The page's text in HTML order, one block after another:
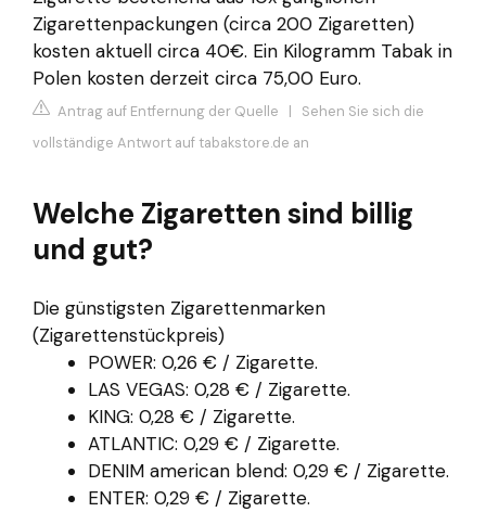
Zigarettenpackungen (circa 200 Zigaretten)
kosten aktuell circa 40€. Ein Kilogramm Tabak in
Polen kosten derzeit circa 75,00 Euro.
Antrag auf Entfernung der Quelle | Sehen Sie sich die
vollständige Antwort auf tabakstore.de an
Welche Zigaretten sind billig
und gut?
Die günstigsten Zigarettenmarken
(Zigarettenstückpreis)
POWER: 0,26 € / Zigarette.
LAS VEGAS: 0,28 € / Zigarette.
KING: 0,28 € / Zigarette.
ATLANTIC: 0,29 € / Zigarette.
DENIM american blend: 0,29 € / Zigarette.
ENTER: 0,29 € / Zigarette.